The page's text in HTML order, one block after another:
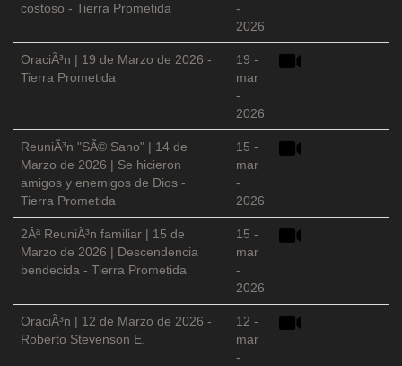
costoso - Tierra Prometida
-
2026
OraciÃ³n | 19 de Marzo de 2026 -
Tierra Prometida
19 -
mar
-
2026
ReuniÃ³n "SÃ© Sano" | 14 de
Marzo de 2026 | Se hicieron
amigos y enemigos de Dios -
Tierra Prometida
15 -
mar
-
2026
2Âª ReuniÃ³n familiar | 15 de
Marzo de 2026 | Descendencia
bendecida - Tierra Prometida
15 -
mar
-
2026
OraciÃ³n | 12 de Marzo de 2026 -
Roberto Stevenson E.
12 -
mar
-